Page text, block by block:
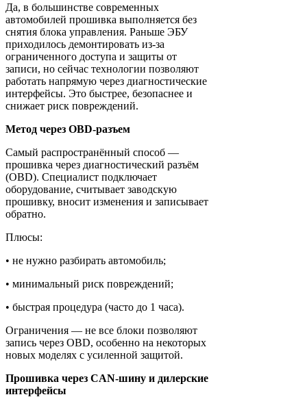
Да, в большинстве современных
автомобилей прошивка выполняется без
снятия блока управления. Раньше ЭБУ
приходилось демонтировать из-за
ограниченного доступа и защиты от
записи, но сейчас технологии позволяют
работать напрямую через диагностические
интерфейсы. Это быстрее, безопаснее и
снижает риск повреждений.
Метод через OBD-разъем
Самый распространённый способ —
прошивка через диагностический разъём
(OBD). Специалист подключает
оборудование, считывает заводскую
прошивку, вносит изменения и записывает
обратно.
Плюсы:
• не нужно разбирать автомобиль;
• минимальный риск повреждений;
• быстрая процедура (часто до 1 часа).
Ограничения — не все блоки позволяют
запись через OBD, особенно на некоторых
новых моделях с усиленной защитой.
Прошивка через CAN-шину и дилерские
интерфейсы